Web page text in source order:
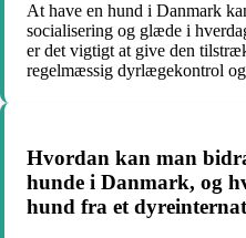
At have en hund i Danmark
socialisering og glæde i
er det vigtigt at give den
regelmæssig dyrlægekontrol
Hvordan kan man
hunde i Danmark, og
hund fra et